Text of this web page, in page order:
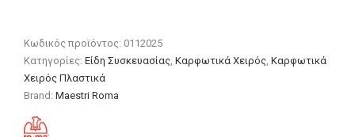
Κωδικός προϊόντος: 0112025
Κατηγορίες:Είδη Συσκευασίας,Καρφωτικά Χειρός,Καρφωτικά
Χειρός Πλαστικά
Brand:Maestri Roma